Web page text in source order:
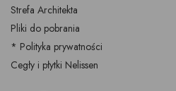
Strefa Architekta
Pliki do pobrania
* Polityka prywatności
Cegły i płytki Nelissen